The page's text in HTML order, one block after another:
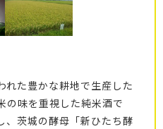
れた豊かな耕地で生産した
の味を重視した純米酒で
、茨城の酵母「新ひたち酵